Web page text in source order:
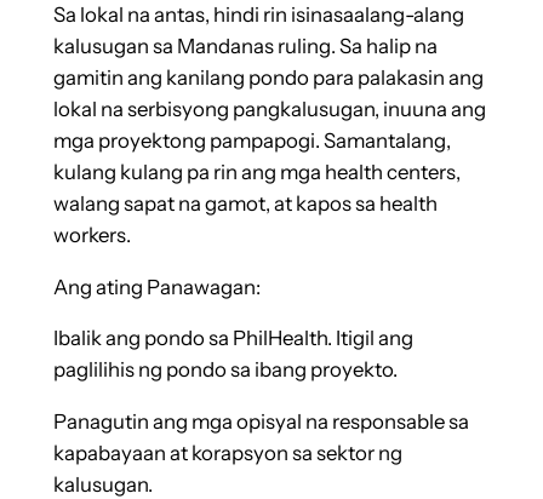
Sa lokal na antas, hindi rin isinasaalang-alang
kalusugan sa Mandanas ruling. Sa halip na
gamitin ang kanilang pondo para palakasin ang
lokal na serbisyong pangkalusugan, inuuna ang
mga proyektong pampapogi. Samantalang,
kulang kulang pa rin ang mga health centers,
walang sapat na gamot, at kapos sa health
workers.
Ang ating Panawagan:
Ibalik ang pondo sa PhilHealth. Itigil ang
paglilihis ng pondo sa ibang proyekto.
Panagutin ang mga opisyal na responsable sa
kapabayaan at korapsyon sa sektor ng
kalusugan.